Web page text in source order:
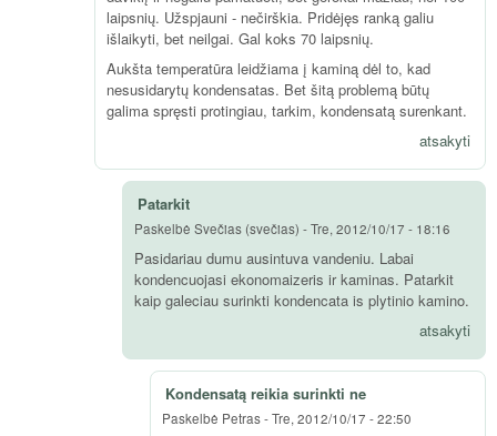
laipsnių. Užspjauni - nečirškia. Pridėjęs ranką galiu
išlaikyti, bet neilgai. Gal koks 70 laipsnių.
Aukšta temperatūra leidžiama į kaminą dėl to, kad
nesusidarytų kondensatas. Bet šitą problemą būtų
galima spręsti protingiau, tarkim, kondensatą surenkant.
atsakyti
Patarkit
Paskelbė Svečias (svečias) -Tre, 2012/10/17 - 18:16
Pasidariau dumu ausintuva vandeniu. Labai
kondencuojasi ekonomaizeris ir kaminas. Patarkit
kaip galeciau surinkti kondencata is plytinio kamino.
atsakyti
Kondensatą reikia surinkti ne
Paskelbė Petras-Tre, 2012/10/17 - 22:50